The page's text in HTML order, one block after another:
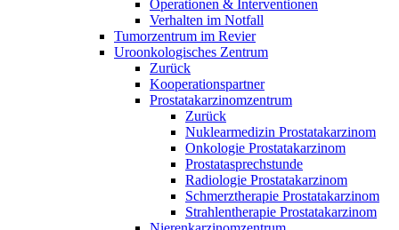
Operationen & Interventionen
Verhalten im Notfall
Tumorzentrum im Revier
Uroonkologisches Zentrum
Zurück
Kooperationspartner
Prostatakarzinomzentrum
Zurück
Nuklearmedizin Prostatakarzinom
Onkologie Prostatakarzinom
Prostatasprechstunde
Radiologie Prostatakarzinom
Schmerztherapie Prostatakarzinom
Strahlentherapie Prostatakarzinom